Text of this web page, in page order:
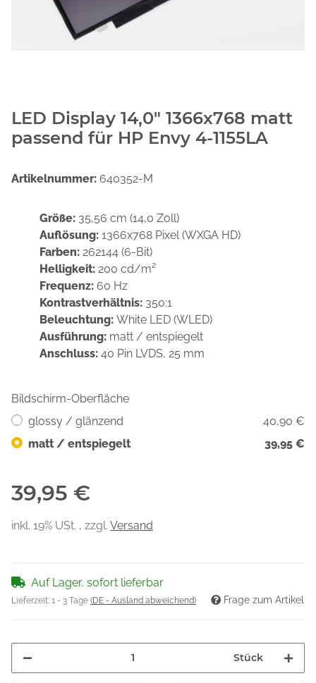
LED Display 14,0" 1366x768 matt
passend für HP Envy 4-1155LA
Artikelnummer: 640352-M
Größe: 35,56 cm (14,0 Zoll)
Auflösung: 1366x768 Pixel (WXGA HD)
Farben: 262144 (6-Bit)
Helligkeit: 200 cd/m²
Frequenz: 60 Hz
Kontrastverhältnis: 350:1
Beleuchtung: White LED (WLED)
Ausführung: matt / entspiegelt
Anschluss: 40 Pin LVDS, 25 mm
Bildschirm-Oberfläche
glossy / glänzend
40,90 €
matt / entspiegelt
39,95 €
39,95 €
inkl. 19% USt. , zzgl. Versand
Auf Lager, sofort lieferbar
Lieferzeit: 1 - 3 Tage (DE - Ausland abweichend) Frage zum Artikel
Stück